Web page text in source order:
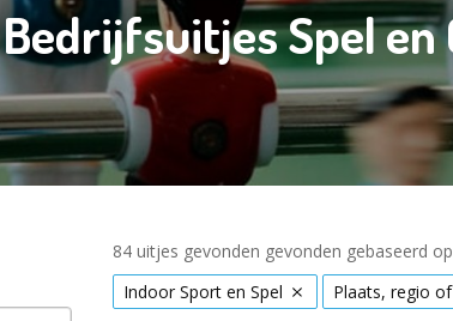
Bedrijfsuitjes Spel
84 uitjes gevonden gevonden gebaseerd
Indoor Sport en Spel
Plaats, regio